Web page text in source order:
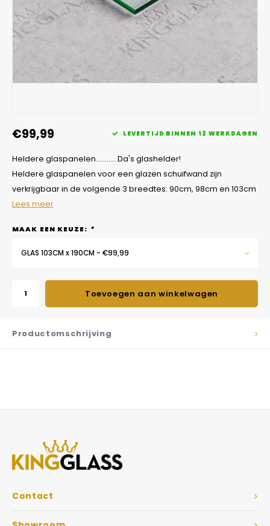
€99,99 LEVERTIJD BINNEN 12 WERKDAGEN
Heldere glaspanelen........... Da's glashelder!
Heldere glaspanelen voor een glazen schuifwand zijn
verkrijgbaar in de volgende 3 breedtes: 90cm, 98cm en 103cm
Lees meer
MAAK EEN KEUZE: *
GLAS 103CM x 190CM - €99,99
Toevoegen aan winkelwagen
Productomschrijving
Contact